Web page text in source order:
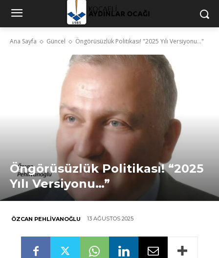
Ana Sayfa Güncel Öngörüsüzlük Politikası! "2025 Yılı Versiyonu..."
Öngörüsüzlük Politikası! “2025
Yılı Versiyonu…”
ÖZCAN PEHLIVANOĞLU 13 AĞUSTOS 2025